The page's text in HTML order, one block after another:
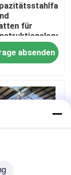
für
absenden